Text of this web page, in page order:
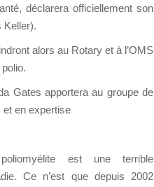
déclarera officiellement son
Keller).
alors au Rotary et à l’OMS
Gates apportera au groupe de
et en expertise
est une terrible
Ce n’est que depuis 2002